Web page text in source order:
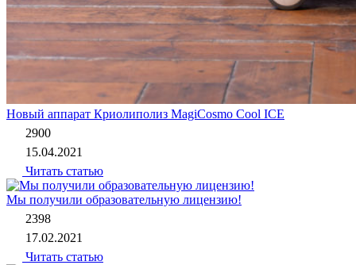
Новый аппарат Криолиполиз MagiCosmo Cool ICE
2900
15.04.2021
Читать статью
Мы получили образовательную лицензию!
2398
17.02.2021
Читать статью